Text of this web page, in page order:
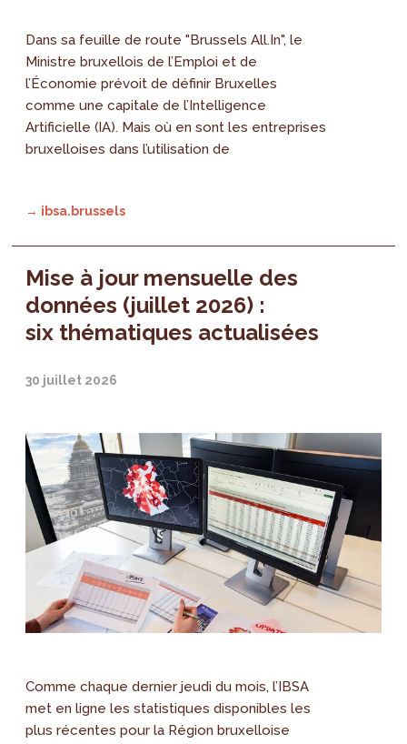
Dans sa feuille de route "Brussels All.In", le
Ministre bruxellois de l’Emploi et de
l’Économie prévoit de définir Bruxelles
comme une capitale de l’Intelligence
Artificielle (IA). Mais où en sont les entreprises
bruxelloises dans l’utilisation de
→ ibsa.brussels
Mise à jour mensuelle des
données (juillet 2026) :
six thématiques actualisées
30 juillet 2026
Comme chaque dernier jeudi du mois, l’IBSA
met en ligne les statistiques disponibles les
plus récentes pour la Région bruxelloise